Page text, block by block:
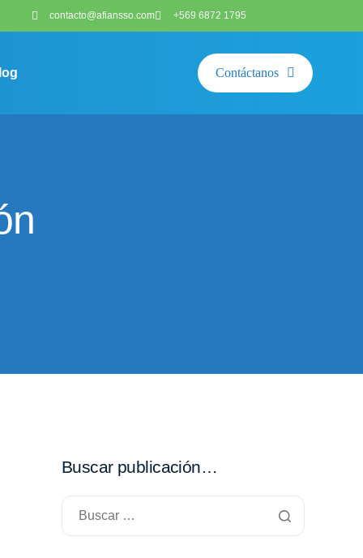
contacto@afiansso.com +569 6872 1795
Contáctanos
Buscar publicación…